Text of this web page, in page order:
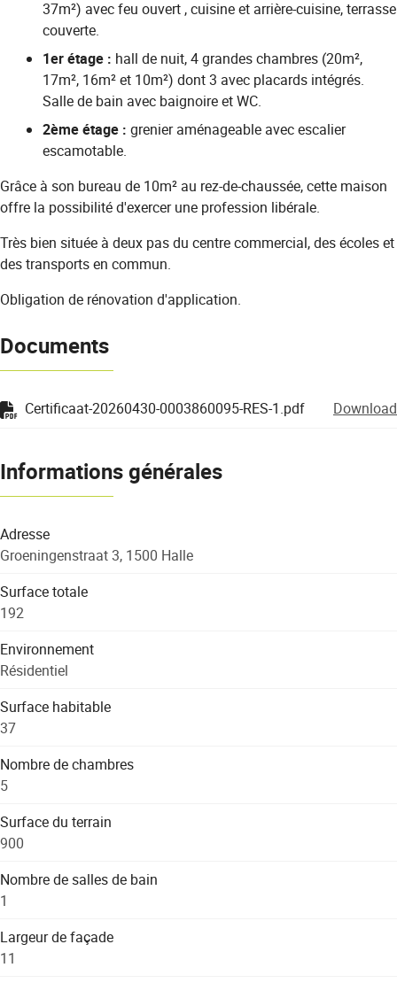
37m²) avec feu ouvert , cuisine et arrière-cuisine, terrasse
couverte.
1er étage : hall de nuit, 4 grandes chambres (20m²,
17m², 16m² et 10m²) dont 3 avec placards intégrés.
Salle de bain avec baignoire et WC.
2ème étage : grenier aménageable avec escalier
escamotable.
Grâce à son bureau de 10m² au rez-de-chaussée, cette maison
offre la possibilité d'exercer une profession libérale.
Très bien située à deux pas du centre commercial, des écoles et
des transports en commun.
Obligation de rénovation d'application.
Documents
Certificaat-20260430-0003860095-RES-1.pdf Download
Informations générales
Adresse
Groeningenstraat 3, 1500 Halle
Surface totale
192
Environnement
Résidentiel
Surface habitable
37
Nombre de chambres
5
Surface du terrain
900
Nombre de salles de bain
1
Largeur de façade
11